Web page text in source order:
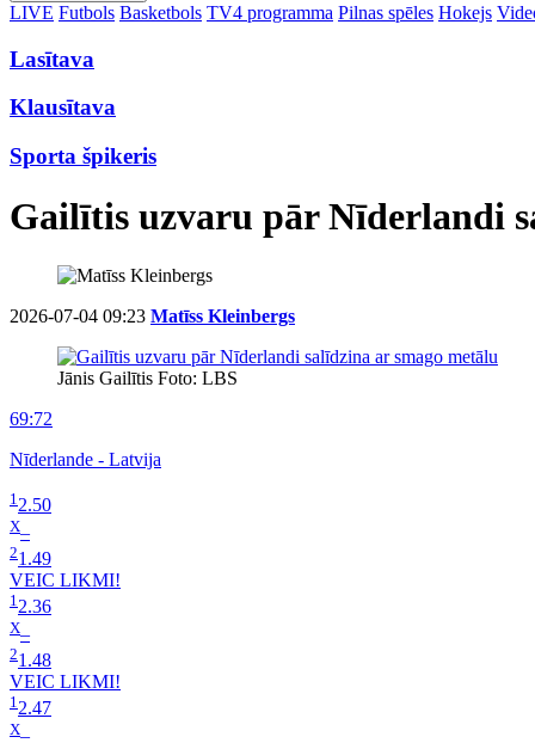
LIVE Futbols Basketbols TV4 programma Pilnas spēles Hokejs
Lasītava
Klausītava
Sporta špikeris
Gailītis uzvaru pār Nīderlandi
2026-07-04 09:23 Matīss Kleinbergs
Jānis Gailītis Foto: LBS
69:72
Nīderlande - Latvija
1 2.50
X–
21.49
VEIC LIKMI!
1 2.36
X–
21.48
VEIC LIKMI!
1 2.47
X–